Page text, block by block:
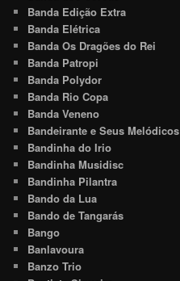
Banda Edição Extra
Banda Elétrica
Banda Os Dragões do Rei
Banda Patropi
Banda Polydor
Banda Rio Copa
Banda Veneno
Bandeirante e Seus Melódicos
Bandinha do Irio
Bandinha Musidisc
Bandinha Pilantra
Bando da Lua
Bando de Tangarás
Bango
Banlavoura
Banzo Trio